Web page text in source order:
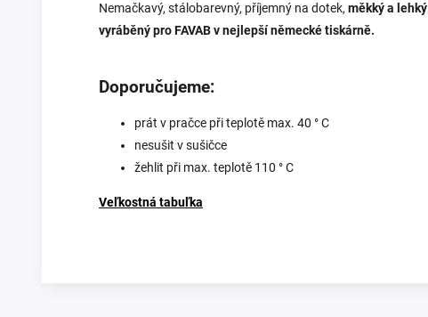
Nemačkavý, stálobarevný, příjemný na dotek, měkký a lehký
vyráběný pro FAVAB v nejlepší německé tiskárně.
Doporučujeme:
prát v pračce při teplotě max. 40 ° C
nesušit v sušičce
žehlit při max. teplotě 110 ° C
Veľkostná tabuľka